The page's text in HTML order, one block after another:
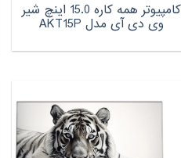
کامپیوتر همه کاره 15.0 اینچ شیر
وی دی آی مدل AKT15P